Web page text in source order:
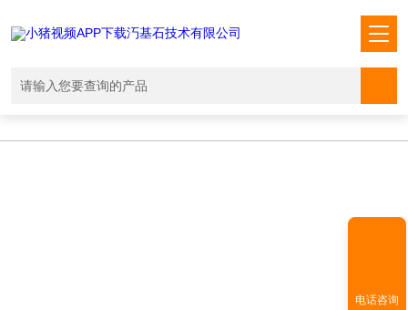
电话咨询